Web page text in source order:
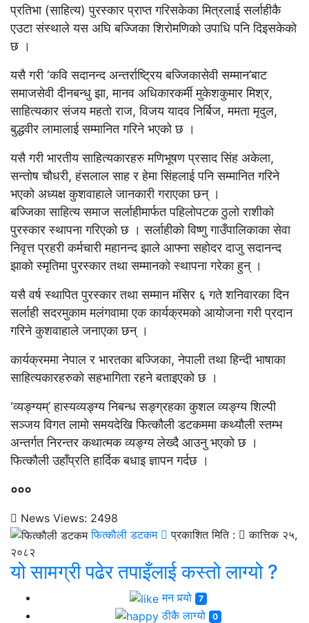
प्रतिभा (साहित्य) पुरस्कार प्राप्त गरिसकेका मित्रलाई सर्लाहीकै
एउटा संस्थाले यस अघि बज्जिका शिरोमणिको उपाधि पनि दिइसकेको
छ ।
यसै गरी ‘कवि सदानन्द अन्तर्राष्ट्रिय बज्जिकासेवी सम्मान’बाट
समाजसेवी दीनबन्धु झा, मानव अधिकारकर्मी मुकेशकुमार मिश्र,
साहित्यकार संजय महतो राज, विजय यादव निर्बिज, ममता मृदुल,
बुद्धवीर लामालाई सम्मानित गरिने भएको छ ।
यसै गरी भारतीय साहित्यकारहरु मणिभूषण प्रसाद सिंह अकेला,
सन्तोष चौधरी, हंसलाल साह र हेमा सिंहलाई पनि सम्मानित गरिने
भएको अध्यक्ष कुशवाहाले जानकारी गराएका छन् ।
बज्जिका साहित्य समाज सर्लाहीमार्फत पहिलोपटक ठुलो राशीको
पुरस्कार स्थापना गरिएको छ । सर्लाहीको विष्णु गाउँपालिकाका सेवा
निवृत्त प्रहरी कर्मचारी महानन्द झाले आफ्ना सहोदर दाजु सदानन्द
झाको स्मृतिमा पुरस्कार तथा सम्मानको स्थापना गरेका हुन् ।
यसै वर्ष स्थापित पुरस्कार तथा सम्मान मंसिर ६ गते शनिवारका दिन
सर्लाही सदरमुकाम मलंगवामा एक कार्यक्रमको आयोजना गरी प्रदान
गरिने कुशवाहाले जनाएका छन् ।
कार्यक्रममा नेपाल र भारतका बज्जिका, नेपाली तथा हिन्दी भाषाका
साहित्यकारहरुको सहभागिता रहने बताइएको छ ।
‘व्यङ्ग्यम्’ हास्यव्यङ्ग्य निबन्ध सङ्ग्रहका कुशल व्यङ्ग्य शिल्पी
सञ्जय विगत लामाे समयदेखि फित्काैली डटकममा कथ्याैली स्तम्भ
अन्तर्गत निरन्तर कथात्मक व्यङ्ग्य लेख्दै आउनु भएकाे छ ।
फित्काैली उहाँप्रति हार्दिक बधाइ ज्ञापन गर्दछ ।
०००
News Views: 2498
फित्काैली डटकम
प्रकाशित मिति :
कात्तिक २५,
२०८२
यो सामग्री पढेर तपाइँलाई कस्तो लाग्यो ?
मन पर्‍यो 7
ठीकै लाग्यो 0